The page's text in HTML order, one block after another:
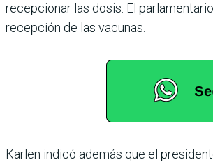
recepcionar las dosis. El
recepción de las vacunas.
Karlen indicó además que el